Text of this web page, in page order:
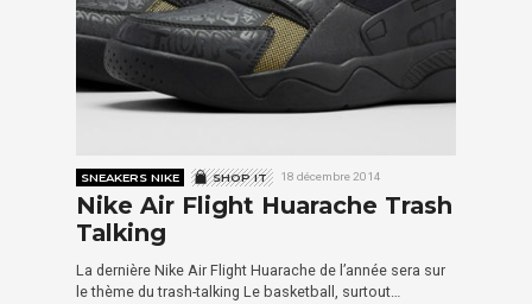
SNEAKERS NIKE SHOP IT 18 décembre 2014
Nike Air Flight Huarache Trash
Talking
La dernière Nike Air Flight Huarache de l’année sera sur
le thème du trash-talking Le basketball, surtout…